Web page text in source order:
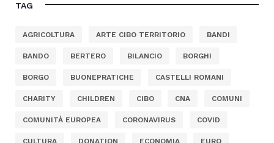
TAG
AGRICOLTURA ARTE CIBO TERRITORIO BANDI
BANDO BERTERO BILANCIO BORGHI
BORGO BUONEPRATICHE CASTELLI ROMANI
CHARITY CHILDREN CIBO CNA COMUNI
COMUNITÀ EUROPEA CORONAVIRUS COVID
CULTURA DONATION ECONOMIA EURO